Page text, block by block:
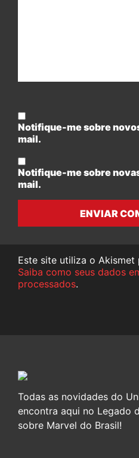
Notifique-me sobre
mail.
Notifique-me sobre
mail.
ENVIAR
Este site utiliza o Akismet
Saiba como seus dados
processados.
Todas as novidades do
encontra aqui no Legado
sobre Marvel do Brasil!